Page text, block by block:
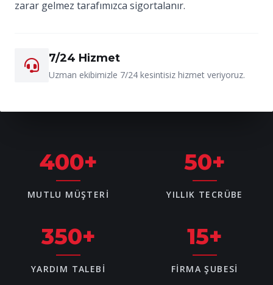
zarar gelmez tarafımızca sigortalanır.
7/24 Hizmet
Uzman ekibimizle 7/24 kesintisiz hizmet veriyoruz.
400+
MUTLU MÜŞTERI
50+
YILLIK TECRÜBE
350+
YARDIM TALEBI
15+
FIRMA ŞUBESI